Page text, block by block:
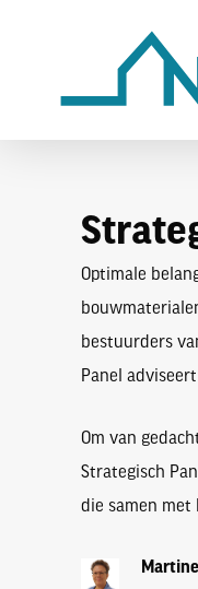
Optimale
bestuurders
Panel
Om van
Strategisch
die samen met